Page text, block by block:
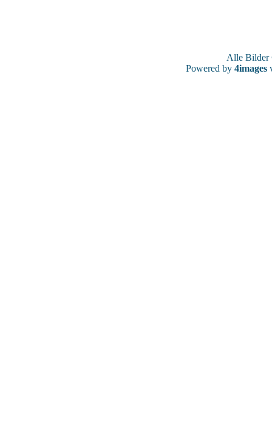
Alle
Powered by 4images